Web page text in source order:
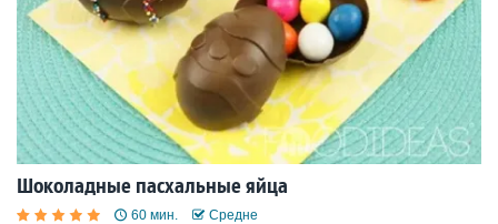
Шоколадные пасхальные яйца
60 мин. Средне